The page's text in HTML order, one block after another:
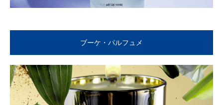
ブーケ・パルフュメ